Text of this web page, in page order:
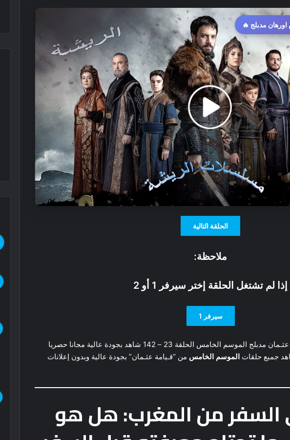
مدبلج 🔥
الحلقة التالية
ملاحظة:
إذا لم تشتغل الحلقة إختر سيرفر 1 أو 2
سيرفر 1
مشاهدة وتحميل مسلسل قـيامة عثـمان مدبلج الموسم الخامس الحلقة 23 – 142 شاهد بجودة عالية مجانا حصريا
جميع حلقات الموسم الخامس من “قـيامة عثـمان” بجودة عالية وبدون إعلانات
السفر من المغرب: هل هو